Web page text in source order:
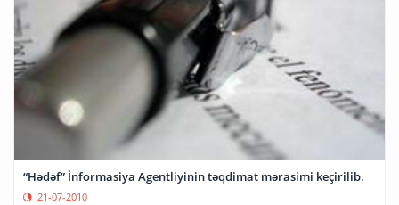
“Hədəf” İnformasiya Agentliyinin təqdimat mərasimi keçirilib.
21-07-2010